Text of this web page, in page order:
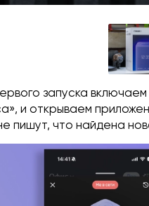
запуска
и открываем
пишут, что найдена